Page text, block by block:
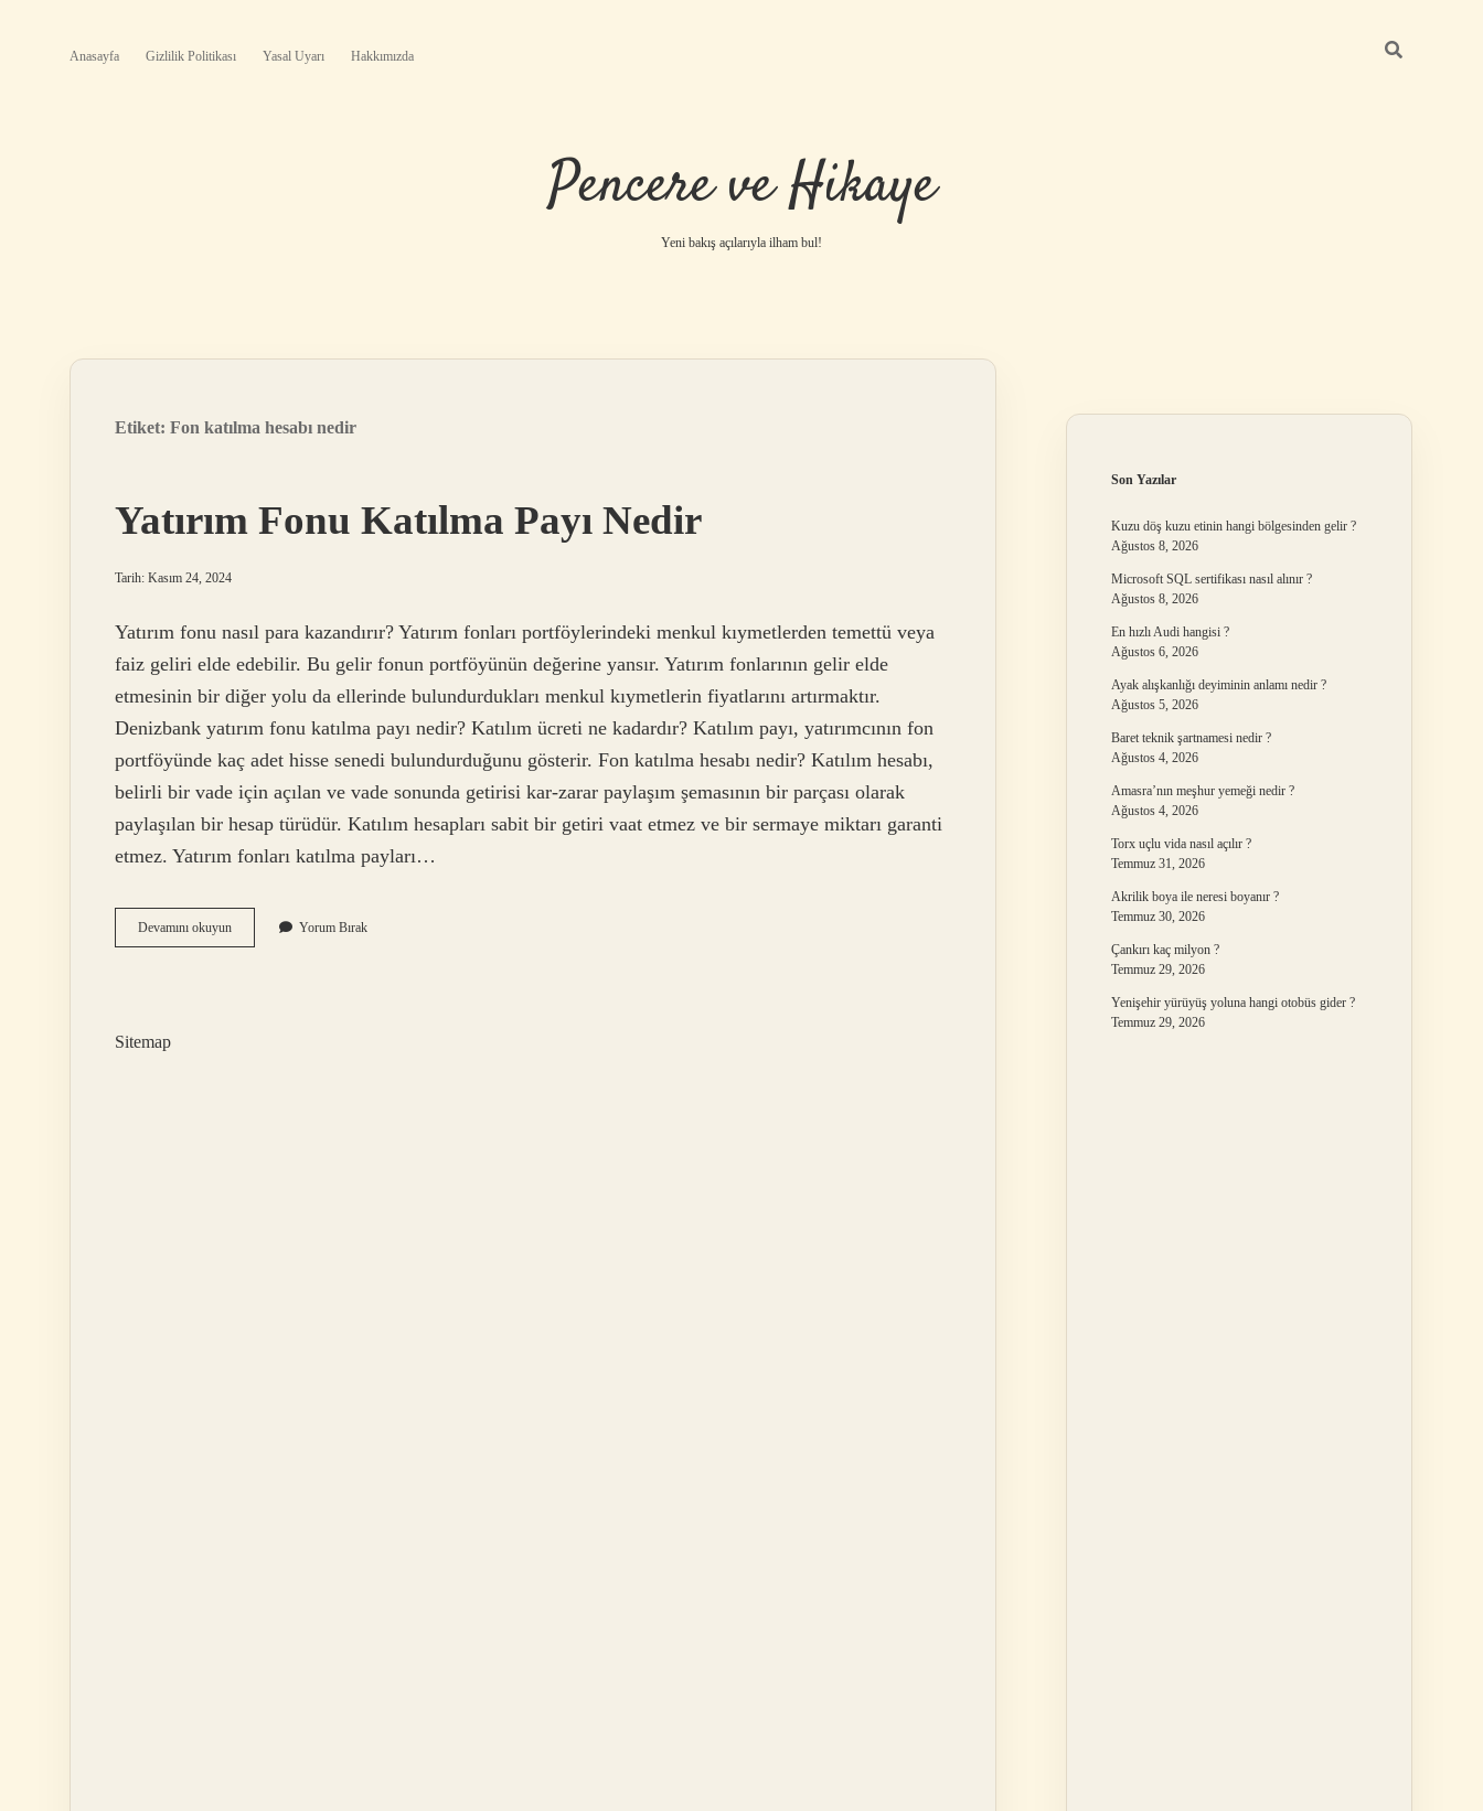
Anasayfa Gizlilik Politikası Yasal Uyarı Hakkımızda
Pencere ve Hikaye
Yeni bakış açılarıyla ilham bul!
Etiket: Fon katılma hesabı nedir
Yatırım Fonu Katılma Payı Nedir
Tarih: Kasım 24, 2024
Yatırım fonu nasıl para kazandırır? Yatırım fonları portföylerindeki menkul kıymetlerden temettü veya
faiz geliri elde edebilir. Bu gelir fonun portföyünün değerine yansır. Yatırım fonlarının gelir elde
etmesinin bir diğer yolu da ellerinde bulundurdukları menkul kıymetlerin fiyatlarını artırmaktır.
Denizbank yatırım fonu katılma payı nedir? Katılım ücreti ne kadardır? Katılım payı, yatırımcının fon
portföyünde kaç adet hisse senedi bulundurduğunu gösterir. Fon katılma hesabı nedir? Katılım hesabı,
belirli bir vade için açılan ve vade sonunda getirisi kar-zarar paylaşım şemasının bir parçası olarak
paylaşılan bir hesap türüdür. Katılım hesapları sabit bir getiri vaat etmez ve bir sermaye miktarı garanti
etmez. Yatırım fonları katılma payları…
Devamını okuyunYatırım
Fonu
Yorum Bırak
Sitemap
Son Yazılar
Kuzu döş kuzu etinin hangi bölgesinden gelir ?
Ağustos 8, 2026
Microsoft SQL sertifikası nasıl alınır ?
Ağustos 8, 2026
En hızlı Audi hangisi ?
Ağustos 6, 2026
Ayak alışkanlığı deyiminin anlamı nedir ?
Ağustos 5, 2026
Baret teknik şartnamesi nedir ?
Ağustos 4, 2026
Amasra’nın meşhur yemeği nedir ?
Ağustos 4, 2026
Torx uçlu vida nasıl açılır ?
Temmuz 31, 2026
Akrilik boya ile neresi boyanır ?
Temmuz 30, 2026
Çankırı kaç milyon ?
Temmuz 29, 2026
Yenişehir yürüyüş yoluna hangi otobüs gider ?
Temmuz 29, 2026